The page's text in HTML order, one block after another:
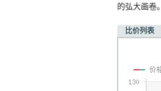
的弘大画卷。
比价列表